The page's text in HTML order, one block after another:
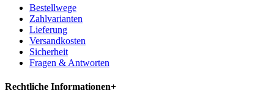
Bestellwege
Zahlvarianten
Lieferung
Versandkosten
Sicherheit
Fragen & Antworten
Rechtliche Informationen+